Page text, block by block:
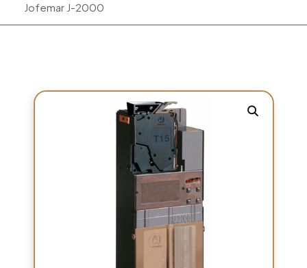
Jofemar J-2000